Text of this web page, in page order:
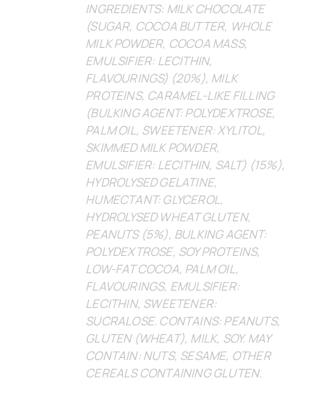
INGREDIENTS: MILK CHOCOLATE
(SUGAR, COCOA BUTTER, WHOLE
MILK POWDER, COCOA MASS,
EMULSIFIER: LECITHIN,
FLAVOURINGS) (20%), MILK
PROTEINS, CARAMEL-LIKE FILLING
(BULKING AGENT: POLYDEXTROSE,
PALM OIL, SWEETENER: XYLITOL,
SKIMMED MILK POWDER,
EMULSIFIER: LECITHIN, SALT) (15%),
HYDROLYSED GELATINE,
HUMECTANT: GLYCEROL,
HYDROLYSED WHEAT GLUTEN,
PEANUTS (5%), BULKING AGENT:
POLYDEXTROSE, SOY PROTEINS,
LOW-FAT COCOA, PALM OIL,
FLAVOURINGS, EMULSIFIER:
LECITHIN, SWEETENER:
SUCRALOSE. CONTAINS: PEANUTS,
GLUTEN (WHEAT), MILK, SOY. MAY
CONTAIN: NUTS, SESAME, OTHER
CEREALS CONTAINING GLUTEN.